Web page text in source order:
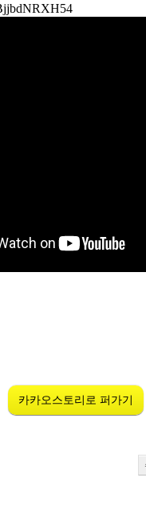
카카오스토리로 퍼가기